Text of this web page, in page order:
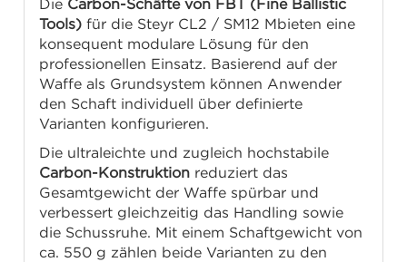
Die Carbon-Schäfte von FBT (Fine Ballistic
Tools) für die Steyr CL2 / SM12 Mbieten eine
konsequent modulare Lösung für den
professionellen Einsatz. Basierend auf der
Waffe als Grundsystem können Anwender
den Schaft individuell über definierte
Varianten konfigurieren.
Die ultraleichte und zugleich hochstabile
Carbon-Konstruktion reduziert das
Gesamtgewicht der Waffe spürbar und
verbessert gleichzeitig das Handling sowie
die Schussruhe. Mit einem Schaftgewicht von
ca. 550 g zählen beide Varianten zu den